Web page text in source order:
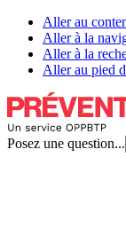
Aller au
Aller à la
Aller à la
Aller au pied
Posez une question...